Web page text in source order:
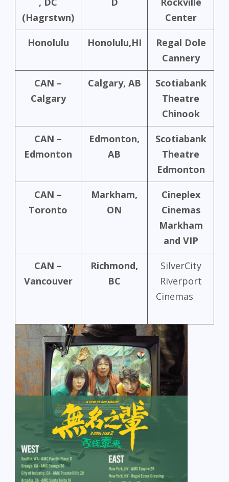
(Hagrstwn)
Center
Honolulu Honolulu,HI
Regal Dole
Cannery
CAN –
Calgary
Calgary, AB
Scotiabank
Theatre
Chinook
CAN –
Edmonton
Edmonton,
AB
Scotiabank
Theatre
Edmonton
CAN –
Toronto
Markham,
ON
Cineplex
Cinemas
Markham
and VIP
CAN –
Vancouver
Richmond,
BC
SilverCity
Riverport
Cinemas